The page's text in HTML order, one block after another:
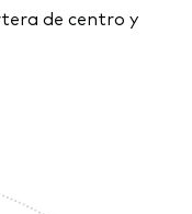
de centro y